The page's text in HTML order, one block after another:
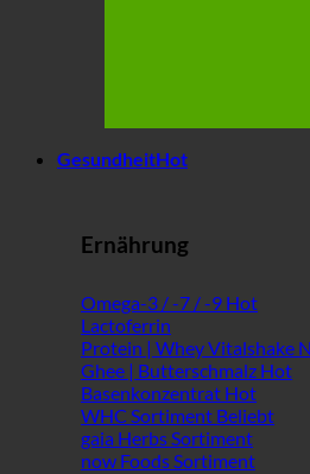
Gesundheit
Ernährung
Omega-3 / -7 / -9
Lactoferrin
Protein | Whey Vitalshake
Ghee | Butterschmalz
Basenkonzentrat
WHC Sortiment
gaia Herbs Sortiment
now Foods Sortiment